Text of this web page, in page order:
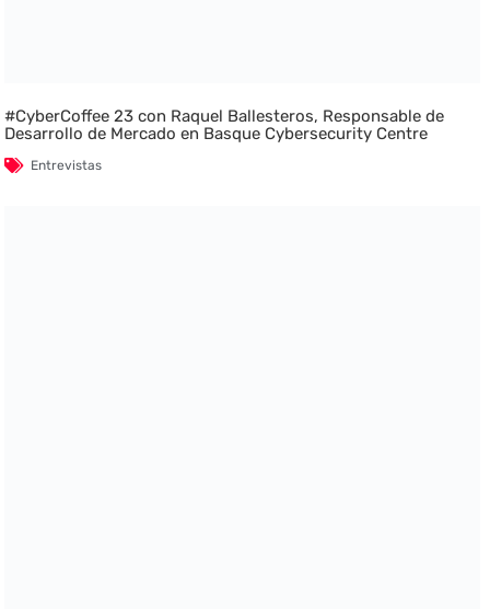
#CyberCoffee 23 con Raquel Ballesteros, Responsable de
Desarrollo de Mercado en Basque Cybersecurity Centre
Entrevistas